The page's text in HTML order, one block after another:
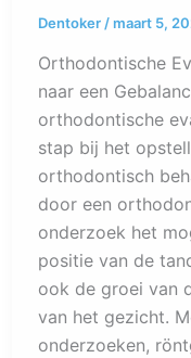
Dentoker /maart 5,
Orthodontische
naar een
orthodontische
stap bij het
orthodontisch
door een
onderzoek het
positie van de
ook de groei van
van het gezicht.
onderzoeken,